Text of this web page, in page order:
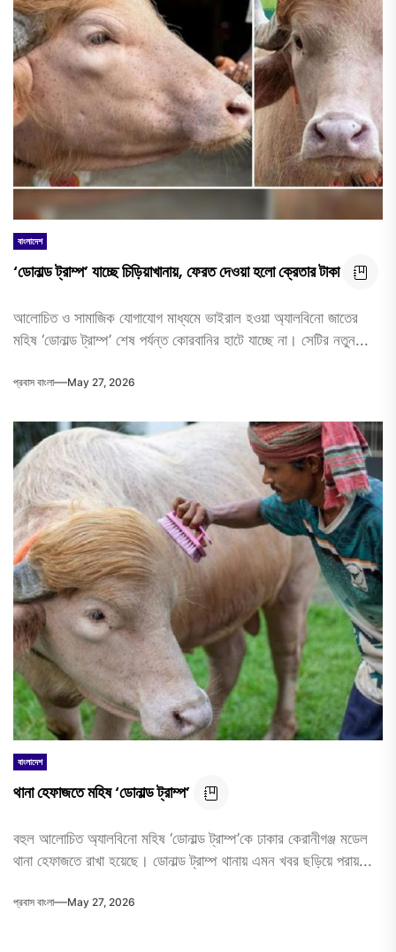
বাংলাদেশ
‘ডোনাল্ড ট্রাম্প’ যাচ্ছে চিড়িয়াখানায়, ফেরত দেওয়া হলো ক্রেতার টাকা
আলোচিত ও সামাজিক যোগাযোগ মাধ্যমে ভাইরাল হওয়া অ্যালবিনো জাতের
মহিষ ‘ডোনাল্ড ট্রাম্প’ শেষ পর্যন্ত কোরবানির হাটে যাচ্ছে না। সেটির নতুন...
প্রবাস বাংলা May 27, 2026
বাংলাদেশ
থানা হেফাজতে মহিষ ‘ডোনাল্ড ট্রাম্প’
বহুল আলোচিত অ্যালবিনো মহিষ ‘ডোনাল্ড ট্রাম্প’কে ঢাকার কেরানীগঞ্জ মডেল
থানা হেফাজতে রাখা হয়েছে। ডোনাল্ড ট্রাম্প থানায় এমন খবর ছড়িয়ে পরায়...
প্রবাস বাংলা May 27, 2026